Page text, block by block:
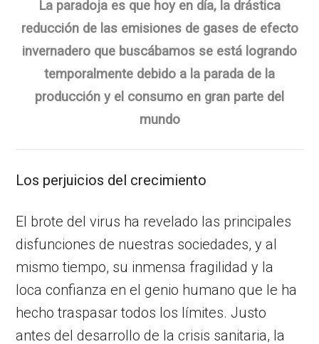
La paradoja es que hoy en día, la drástica
reducción de las emisiones de gases de efecto
invernadero que buscábamos se está logrando
temporalmente debido a la parada de la
producción y el consumo en gran parte del
mundo
Los perjuicios del crecimiento
El brote del virus ha revelado las principales
disfunciones de nuestras sociedades, y al
mismo tiempo, su inmensa fragilidad y la
loca confianza en el genio humano que le ha
hecho traspasar todos los límites. Justo
antes del desarrollo de la crisis sanitaria, la